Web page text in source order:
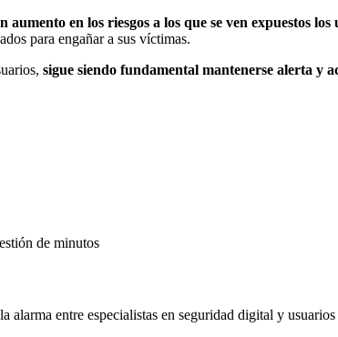
aumento en los riesgos a los que se ven expuestos los
para engañar a sus víctimas.
sigue siendo fundamental mantenerse alerta y
de minutos
alarma entre especialistas en seguridad digital y usuarios